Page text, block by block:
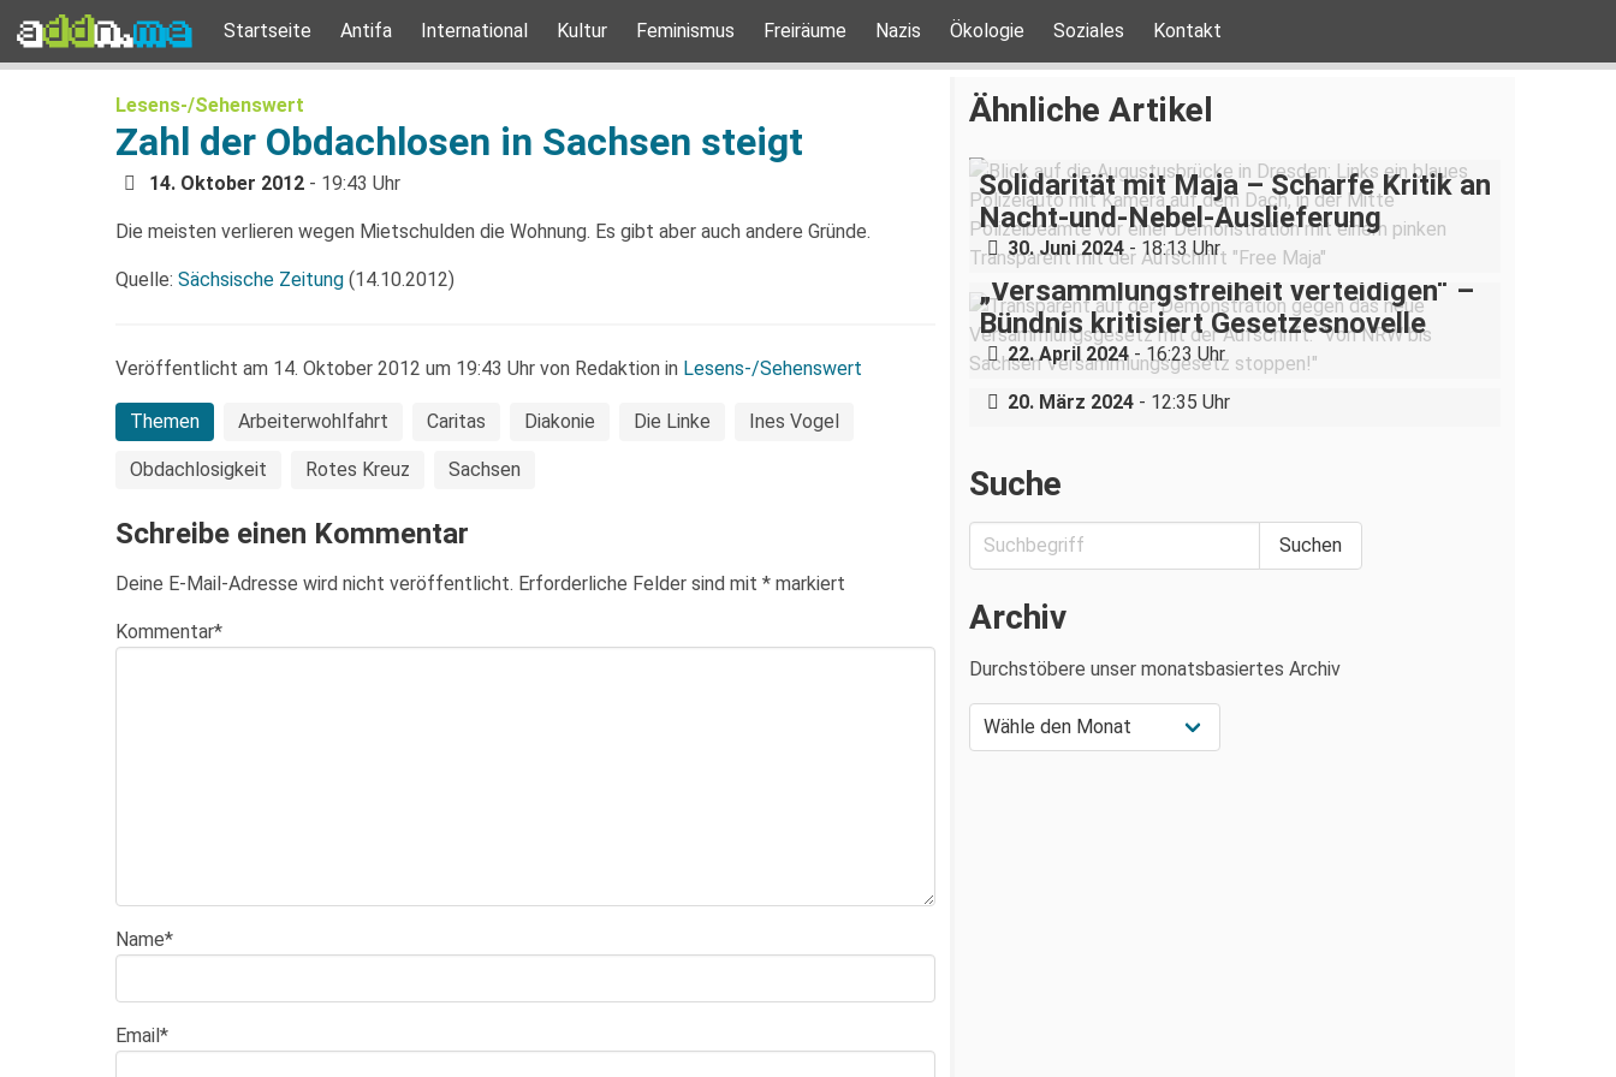
Startseite Antifa International Kultur Feminismus Freiräume Nazis Ökologie Soziales Kontakt
Lesens-/Sehenswert
Zahl der Obdachlosen in Sachsen steigt
14. Oktober 2012 - 19:43 Uhr
Die meisten verlieren wegen Mietschulden die Wohnung. Es gibt aber auch andere Gründe.
Quelle: Sächsische Zeitung (14.10.2012)
Veröffentlicht am 14. Oktober 2012 um 19:43 Uhr von Redaktion in Lesens-/Sehenswert
Themen Arbeiterwohlfahrt Caritas Diakonie Die Linke Ines Vogel
Obdachlosigkeit Rotes Kreuz Sachsen
Schreibe einen Kommentar
Deine E-Mail-Adresse wird nicht veröffentlicht. Erforderliche Felder sind mit * markiert
Kommentar*
Name*
Email*
Ähnliche Artikel
Solidarität mit Maja – Scharfe Kritik an
Nacht-und-Nebel-Auslieferung
30. Juni 2024- 18:13 Uhr
„Versammlungsfreiheit verteidigen“ –
Bündnis kritisiert Gesetzesnovelle
22. April 2024- 16:23 Uhr
„Ein Krankenhaus, eine Belegschaft“ –
Arbeitskampf am städtischen Klinikum
20. März 2024- 12:35 Uhr
Suche
Archiv
Durchstöbere unser monatsbasiertes Archiv